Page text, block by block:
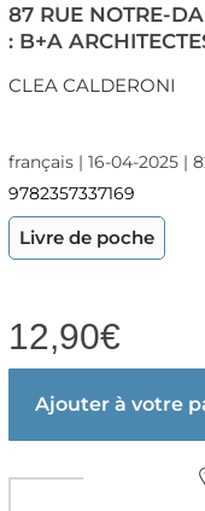
87 RUE NOTRE-
: B+A
CLEA CALDERONI
français | 16-04-2025 |
9782357337169
Livre de poche
12,90€
Ajouter à votre